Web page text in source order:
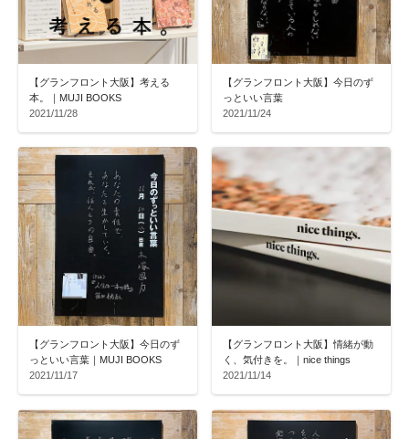
【グランフロント大阪】考える
本。｜MUJI BOOKS
2021/11/28
【グランフロント大阪】今日のず
っといい言葉
2021/11/24
【グランフロント大阪】今日のず
っといい言葉｜MUJI BOOKS
2021/11/17
【グランフロント大阪】情緒が動
く、気付きを。｜nice things
2021/11/14